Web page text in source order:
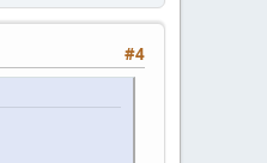
#4